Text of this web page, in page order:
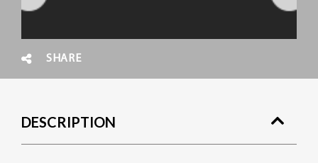
SHARE
DESCRIPTION